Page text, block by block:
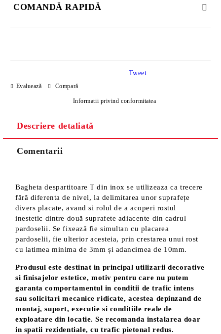
COMANDĂ RAPIDĂ
Sunt de acord cuPolitica de confidentialitate
Noi vă vom contacta pentru finalizarea comenzii.
Evaluează Compară
Informatii privind conformitatea
Tweet
Descriere detaliată
Comentarii
Bagheta despartitoare T din inox se utilizeaza ca trecere
fără diferenta de nivel, la delimitarea unor suprafețe
divers placate, avand si rolul de a acoperi rostul
inestetic dintre două suprafete adiacente din cadrul
pardoselii. Se fixează fie simultan cu placarea
pardoselii, fie ulterior acesteia, prin crestarea unui rost
cu latimea minima de 3mm și adancimea de 10mm.
Produsul este destinat in principal utilizarii decorative
si finisajelor estetice, motiv pentru care nu putem
garanta comportamentul in conditii de trafic intens
sau solicitari mecanice ridicate, acestea depinzand de
montaj, suport, executie si conditiile reale de
exploatare din locatie. Se recomanda instalarea doar
in spatii rezidentiale, cu trafic pietonal redus.